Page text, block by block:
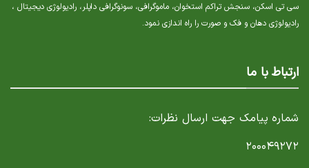
سی تی اسکن، سنجش تراکم استخوان، ماموگرافی، سونوگرافی داپلر، رادیولوژی دیجیتال ،
رادیولوژی دهان و فک و صورت را راه اندازی نمود.
ارتباط با ما
شماره پیامک جهت ارسال نظرات:
۲۰۰۰۴۹۲۷۲